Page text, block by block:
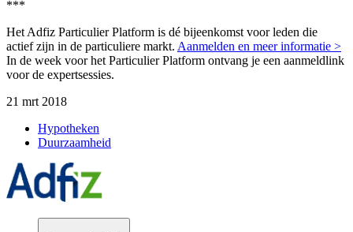
***
Het Adfiz Particulier Platform is dé bijeenkomst voor leden die
actief zijn in de particuliere markt. Aanmelden en meer informatie >
In de week voor het Particulier Platform ontvang je een aanmeldlink
voor de expertsessies.
21 mrt 2018
Hypotheken
Duurzaamheid